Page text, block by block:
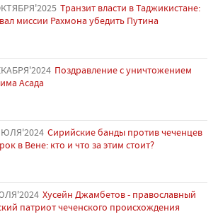
Транзит власти в Таджикистане:
миссии Рахмона убедить Путина
Поздравление с уничтожением
Асада
Сирийские банды против чеченцев
в Вене: кто и что за этим стоит?
Хусейн Джамбетов - православный
патриот чеченского происхождения